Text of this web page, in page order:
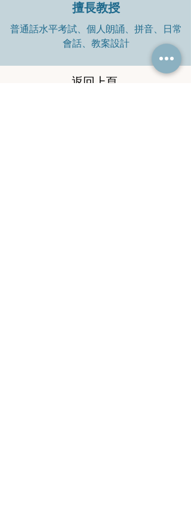
擅長教授
普通話水平考試、個人朗誦、拼音、日常
會話、教案設計
返回上頁